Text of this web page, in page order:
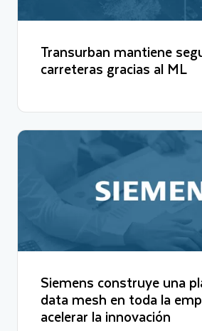
係するデータを全部360度集める。必要
Snowflakeのデータを中心としたデータ
Yasunobu Matoba, Corporate Vice
una transformación de las que suceden
software que del hardware. El software y
indisociables. Es una parte esencial de la
la electrificación de los vehículos. El
servicios mediante el software,
correcta una nueva plataforma para este
Akinori Baba, Digital Transformation
Enterprise Data Service Department
aprovisionar instancias y controlar el
facilita mucho estas tareas. En el sector
datos conectados y el historial de
Transurban mantiene
carreteras gracias al ML
Siemens construye una
data mesh en toda la
acelerar la innovación